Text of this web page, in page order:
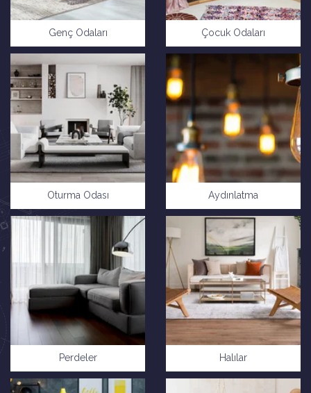
Genç Odaları Çocuk Odaları
Oturma Odası Aydınlatma
Perdeler Halılar